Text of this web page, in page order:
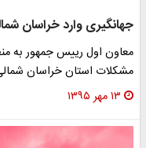
جهانگیری وارد خراسان
معاون اول رییس جمهور به
مشکلات استان خراسان
۱۳ مهر ۱۳۹۵